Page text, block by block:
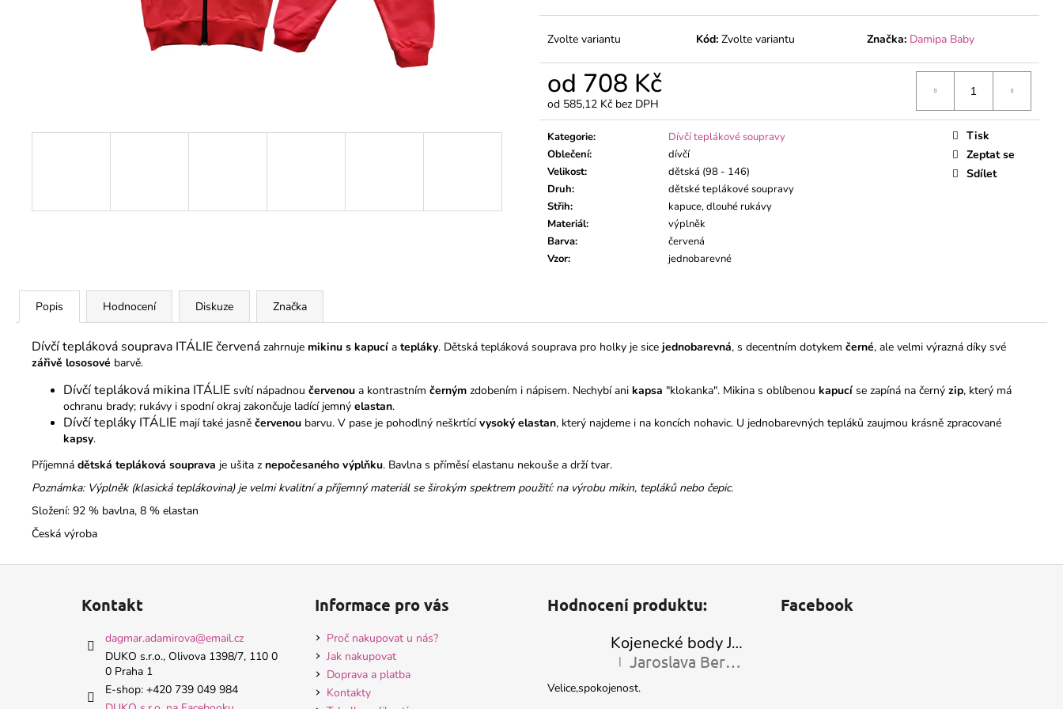
Zvolte variantu Kód: Zvolte variantu Značka: Damipa Baby
od 708 Kč
od 585,12 Kč bez DPH
Měrná
cena:
Kategorie:
Dívčí teplákové soupravy
Oblečení:
dívčí
Velikost:
dětská (98 - 146)
Druh:
dětské teplákové soupravy
Střih:
kapuce, dlouhé rukávy
Materiál:
výplněk
Barva:
červená
Vzor: jednobarevné
Tisk
Zeptat se
Sdílet
Popis Hodnocení Diskuze Značka
Dívčí tepláková souprava ITÁLIE červená zahrnuje mikinu s kapucí a tepláky. Dětská tepláková souprava pro holky je sice jednobarevná, s decentním dotykem černé, ale velmi výrazná díky své
zářivě lososové barvě.
Dívčí tepláková mikina ITÁLIE svítí nápadnou červenou a kontrastním černým zdobením i nápisem. Nechybí ani kapsa "klokanka". Mikina s oblíbenou kapucí se zapíná na černý zip, který má
ochranu brady; rukávy i spodní okraj zakončuje ladící jemný elastan.
Dívčí tepláky ITÁLIE mají také jasně červenou barvu. V pase je pohodlný neškrtícívysoký elastan, který najdeme i na koncích nohavic. U jednobarevných tepláků zaujmou krásně zpracované
kapsy.
Příjemná dětská tepláková souprava je ušita z nepočesaného výplňku. Bavlna s příměsí elastanu nekouše a drží tvar.
Poznámka: Výplněk (klasická teplákovina) je velmi kvalitní a příjemný materiál se širokým spektrem použití: na výrobu mikin, tepláků nebo čepic.
Složení: 92 % bavlna, 8 % elastan
Česká výroba
195 Kč
Kontakt
dagmar.adamirova@email.cz
DUKO s.r.o., Olivova 1398/7, 110 0
0 Praha 1
E-shop: +420 739 049 984
Informace pro vás
Proč nakupovat u nás?
Jak nakupovat
Doprava a platba
Kontakty
Hodnocení produktu:
Kojenecké body Jumbo
Hodnocení produktu je 5 z 5 hvězdiček.
| Jaroslava Berkiová
Velice,spokojenost.
Facebook